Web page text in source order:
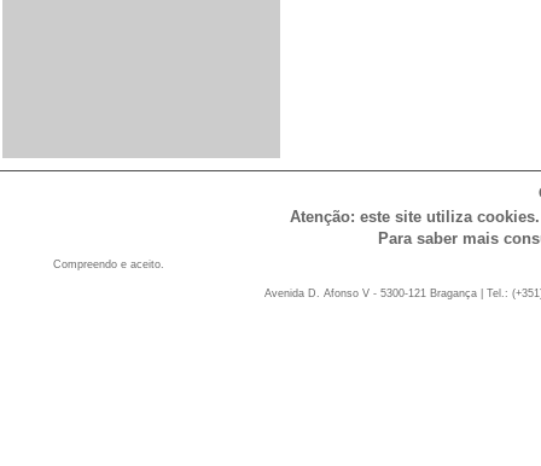
Atenção: este site utiliza
Para saber mais
Compreendo e aceito.
Avenida D. Afonso V - 5300-121 Bragança | Tel.: